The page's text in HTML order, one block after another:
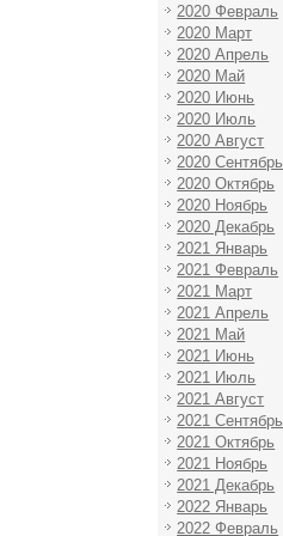
2020 Февраль
2020 Март
2020 Апрель
2020 Май
2020 Июнь
2020 Июль
2020 Август
2020 Сентябрь
2020 Октябрь
2020 Ноябрь
2020 Декабрь
2021 Январь
2021 Февраль
2021 Март
2021 Апрель
2021 Май
2021 Июнь
2021 Июль
2021 Август
2021 Сентябрь
2021 Октябрь
2021 Ноябрь
2021 Декабрь
2022 Январь
2022 Февраль